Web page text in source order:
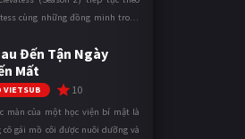
cùng những đồng minh trong
vực diệ ...Đến Tận Ngày
Mất
VIETSUB 10
màn của một học viện bí mật là
gái mồ côi được nuôi dưỡng và